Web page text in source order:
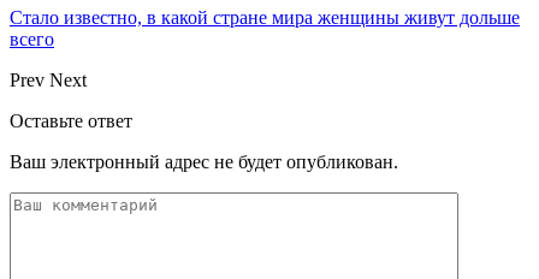
Стало известно, в какой стране мира женщины живут дольше
всего
Prev Next
Оставьте ответ
Ваш электронный адрес не будет опубликован.